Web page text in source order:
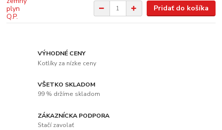
Pridať do košíka
VÝHODNÉ CENY
Kotlíky za nízke ceny
VŠETKO SKLADOM
99 % držíme skladom
ZÁKAZNÍCKA PODPORA
Stačí zavolať